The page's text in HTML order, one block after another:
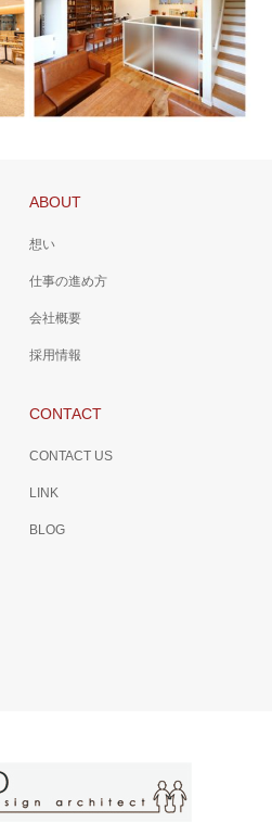
ULMUS LOUNGE
次のゴルフ場を、ここから。
POKOベーグルカフェ
ABOUT
想い
仕事の進め方
会社概要
採用情報
CONTACT
CONTACT US
LINK
BLOG